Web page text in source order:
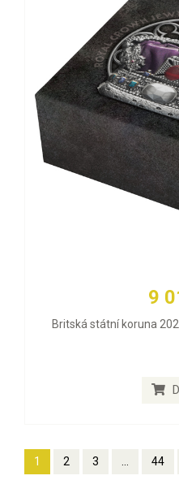
9
Britská státní koruna
1 2 3 ... 44